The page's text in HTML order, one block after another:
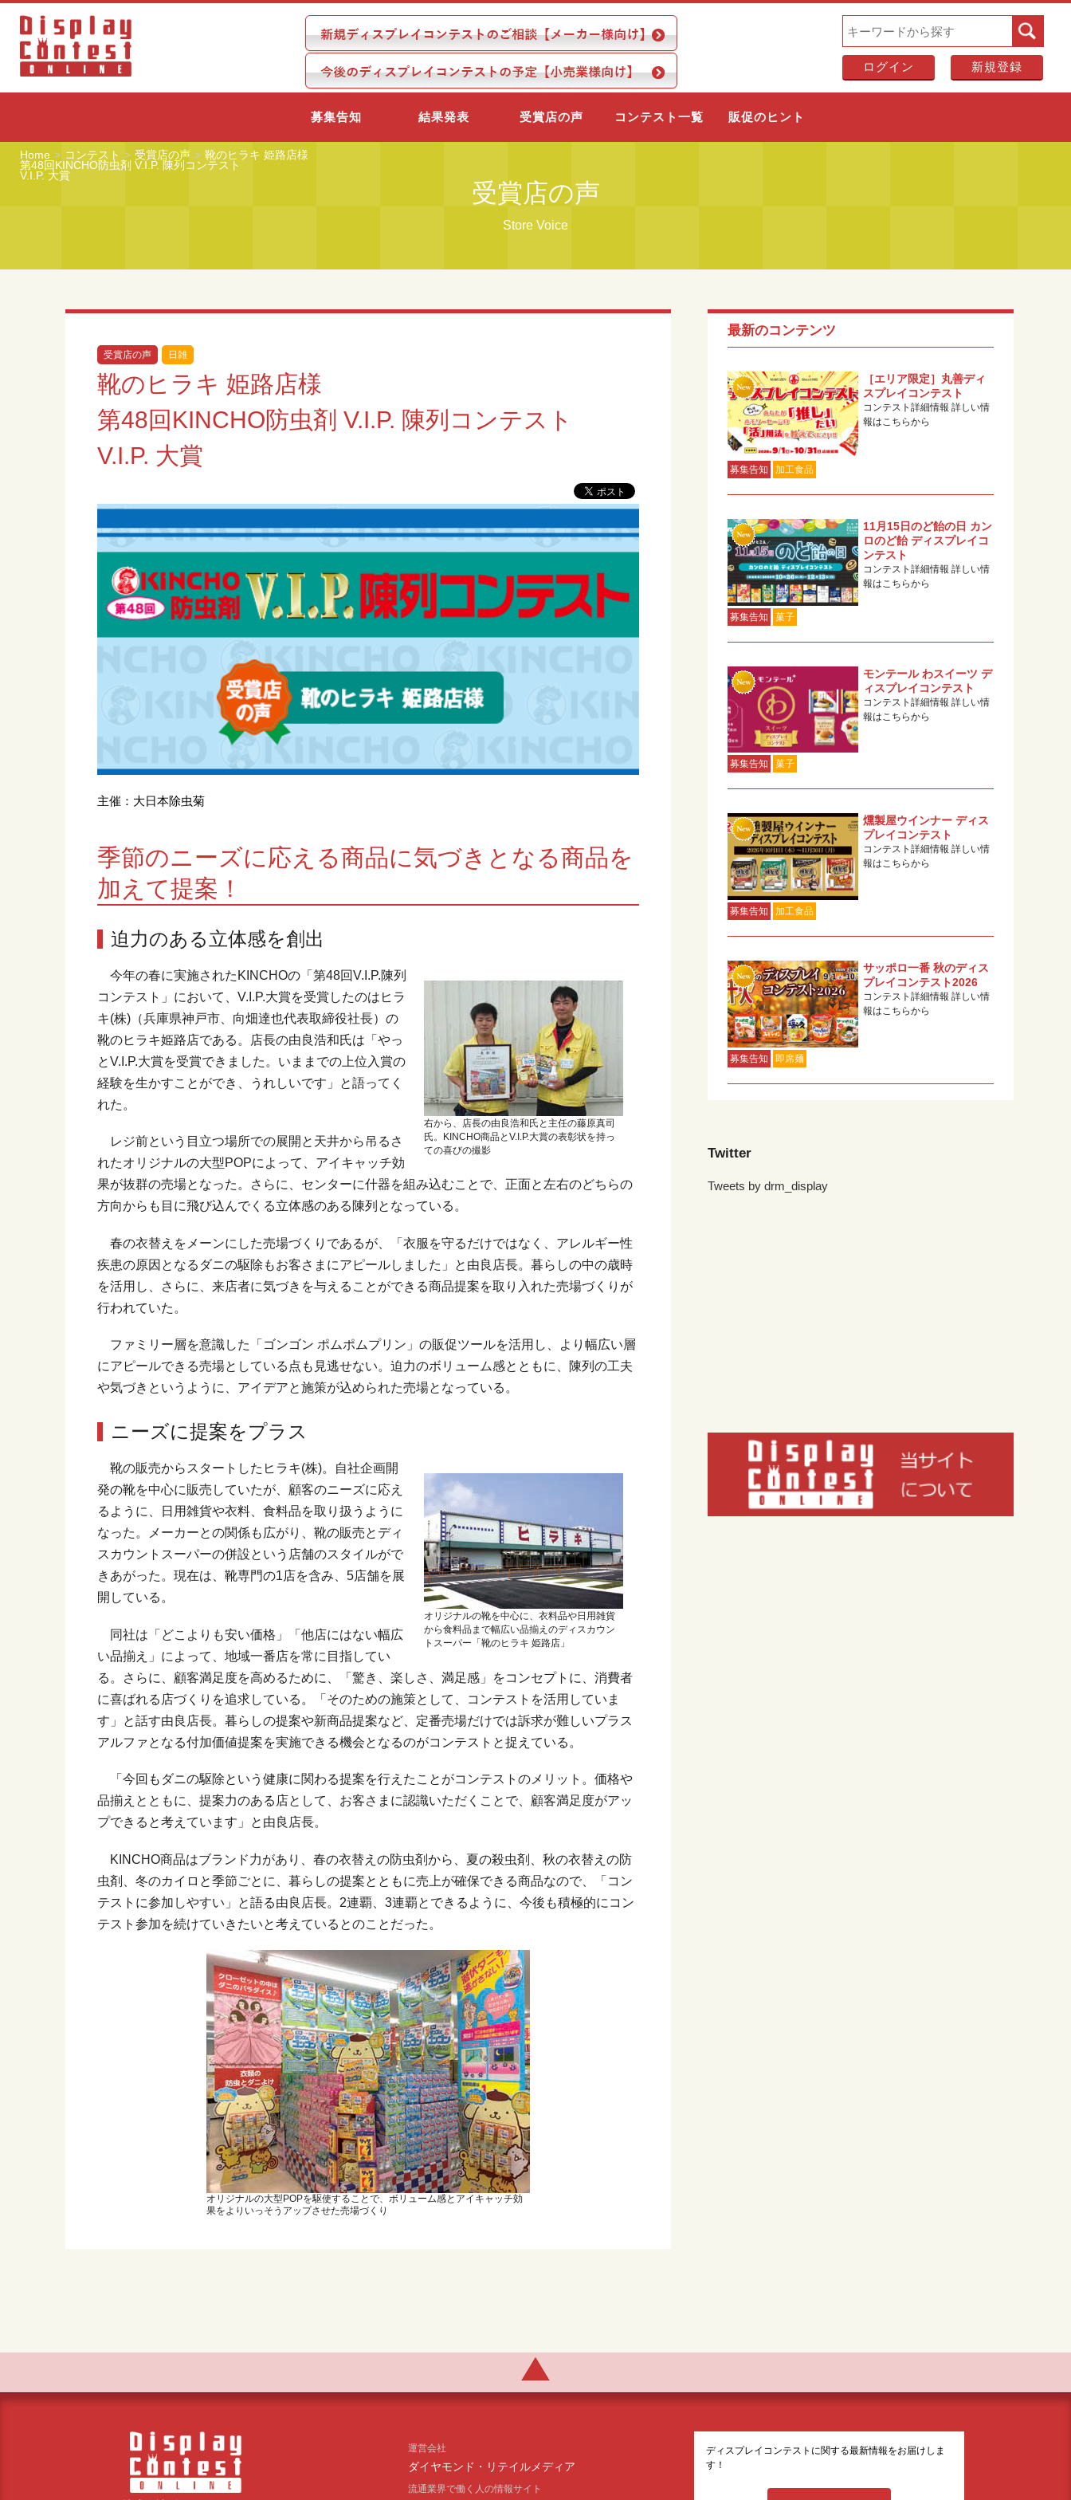
ログイン 新規登録
募集告知 結果発表 受賞店の声 コンテスト一覧 販促のヒント
Home コンテスト 受賞店の声
靴のヒラキ 姫路店様
第48回KINCHO防虫剤 V.I.P. 陳列コンテスト
V.I.P. 大賞
受賞店の声
Store Voice
受賞店の声 日雑
靴のヒラキ 姫路店様
第48回KINCHO防虫剤 V.I.P. 陳列コンテスト
V.I.P. 大賞
主催：大日本除虫菊
季節のニーズに応える商品に気づきとなる商品を
加えて提案！
迫力のある立体感を創出
右から、店長の由良浩和氏と主任の藤原真司
氏。KINCHO商品とV.I.P.大賞の表彰状を持っ
ての喜びの撮影
今年の春に実施されたKINCHOの「第48回V.I.P.陳列
コンテスト」において、V.I.P.大賞を受賞したのはヒラ
キ(株)（兵庫県神戸市、向畑達也代表取締役社長）の
靴のヒラキ姫路店である。店長の由良浩和氏は「やっ
とV.I.P.大賞を受賞できました。いままでの上位入賞の
経験を生かすことができ、うれしいです」と語ってく
れた。
レジ前という目立つ場所での展開と天井から吊るさ
れたオリジナルの大型POPによって、アイキャッチ効
果が抜群の売場となった。さらに、センターに什器を組み込むことで、正面と左右のどちらの
方向からも目に飛び込んでくる立体感のある陳列となっている。
春の衣替えをメーンにした売場づくりであるが、「衣服を守るだけではなく、アレルギー性
疾患の原因となるダニの駆除もお客さまにアピールしました」と由良店長。暮らしの中の歳時
を活用し、さらに、来店者に気づきを与えることができる商品提案を取り入れた売場づくりが
行われていた。
ファミリー層を意識した「ゴンゴン ポムポムプリン」の販促ツールを活用し、より幅広い層
にアピールできる売場としている点も見逃せない。迫力のボリューム感とともに、陳列の工夫
や気づきというように、アイデアと施策が込められた売場となっている。
ニーズに提案をプラス
オリジナルの靴を中心に、衣料品や日用雑貨
から食料品まで幅広い品揃えのディスカウン
トスーパー「靴のヒラキ 姫路店」
靴の販売からスタートしたヒラキ(株)。自社企画開
発の靴を中心に販売していたが、顧客のニーズに応え
るように、日用雑貨や衣料、食料品を取り扱うように
なった。メーカーとの関係も広がり、靴の販売とディ
スカウントスーパーの併設という店舗のスタイルがで
きあがった。現在は、靴専門の1店を含み、5店舗を展
開している。
同社は「どこよりも安い価格」「他店にはない幅広
い品揃え」によって、地域一番店を常に目指してい
る。さらに、顧客満足度を高めるために、「驚き、楽しさ、満足感」をコンセプトに、消費者
に喜ばれる店づくりを追求している。「そのための施策として、コンテストを活用していま
す」と話す由良店長。暮らしの提案や新商品提案など、定番売場だけでは訴求が難しいプラス
アルファとなる付加価値提案を実施できる機会となるのがコンテストと捉えている。
「今回もダニの駆除という健康に関わる提案を行えたことがコンテストのメリット。価格や
品揃えとともに、提案力のある店として、お客さまに認識いただくことで、顧客満足度がアッ
プできると考えています」と由良店長。
KINCHO商品はブランド力があり、春の衣替えの防虫剤から、夏の殺虫剤、秋の衣替えの防
虫剤、冬のカイロと季節ごとに、暮らしの提案とともに売上が確保できる商品なので、「コン
テストに参加しやすい」と語る由良店長。2連覇、3連覇とできるように、今後も積極的にコン
テスト参加を続けていきたいと考えているとのことだった。
オリジナルの大型POPを駆使することで、ボリューム感とアイキャッチ効
果をよりいっそうアップさせた売場づくり
最新のコンテンツ
募集告知 加工食品
［エリア限定］丸善ディ
スプレイコンテスト
コンテスト詳細情報 詳しい情
報はこちらから
募集告知 菓子
11月15日のど飴の日 カン
ロのど飴 ディスプレイコ
ンテスト
コンテスト詳細情報 詳しい情
報はこちらから
募集告知 菓子
モンテール わスイーツ デ
ィスプレイコンテスト
コンテスト詳細情報 詳しい情
報はこちらから
募集告知 加工食品
燻製屋ウインナー ディス
プレイコンテスト
コンテスト詳細情報 詳しい情
報はこちらから
募集告知 即席麺
サッポロ一番 秋のディス
プレイコンテスト2026
コンテスト詳細情報 詳しい情
報はこちらから
Twitter
Tweets by drm_display
運営会社
ダイヤモンド・リテイルメディア
流通業界で働く人の情報サイト
ディスプレイコンテストに関する最新情報をお届けしま
す！